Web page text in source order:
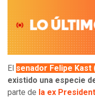
El senador Felipe Kast
existido una especie
parte de la ex